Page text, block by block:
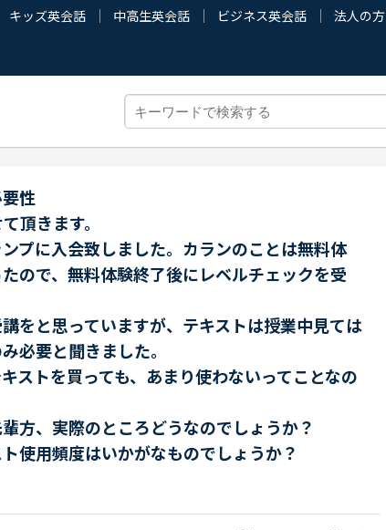
キッズ英会話 中高生英会話 ビジネス英会話 法人の方
性
頂きます。
プに入会致しました。カランのことは無料体
ので、無料体験終了後にレベルチェックを受
をと思っていますが、テキストは授業中見ては
必要と聞きました。
ストを買っても、あまり使わないってことなの
方、実際のところどうなのでしょうか？
使用頻度はいかがなものでしょうか？